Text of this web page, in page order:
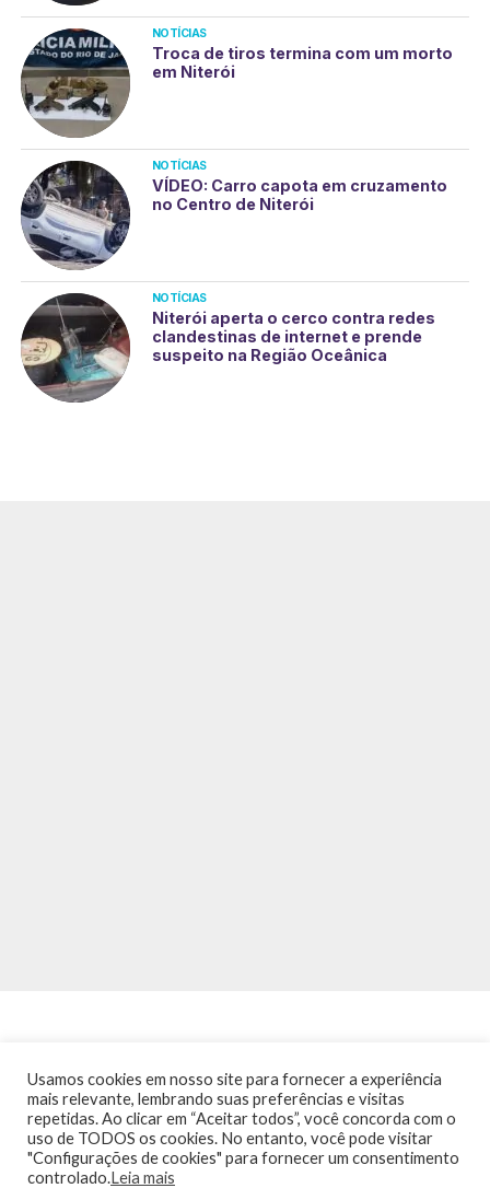
NOTÍCIAS
Troca de tiros termina com um morto
em Niterói
NOTÍCIAS
VÍDEO: Carro capota em cruzamento
no Centro de Niterói
NOTÍCIAS
Niterói aperta o cerco contra redes
clandestinas de internet e prende
suspeito na Região Oceânica
INÍCIO NOTÍCIAS AGENDA CONTATO
TRÂNSITO NA PONTE
TERMOS DE USO / POLÍTICA DE PRIVACIDADE
Usamos cookies em nosso site para fornecer a experiência
mais relevante, lembrando suas preferências e visitas
repetidas. Ao clicar em “Aceitar todos”, você concorda com o
uso de TODOS os cookies. No entanto, você pode visitar
"Configurações de cookies" para fornecer um consentimento
controlado.Leia mais